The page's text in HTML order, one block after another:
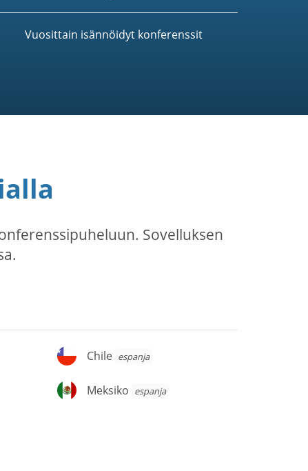
Vuosittain isännöidyt konferenssit
Sovelluksen
Chile
Chile espanja
Meksiko
Meksiko espanja